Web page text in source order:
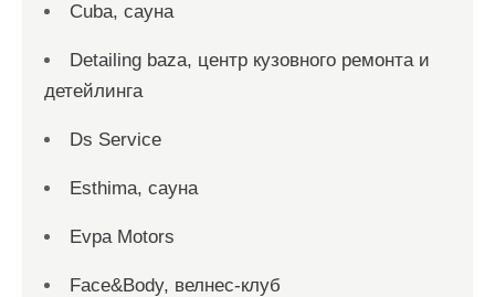
Cuba, сауна
Detailing baza, центр кузовного ремонта и
детейлинга
Ds Service
Esthima, сауна
Evpa Motors
Face&Body, велнес-клуб